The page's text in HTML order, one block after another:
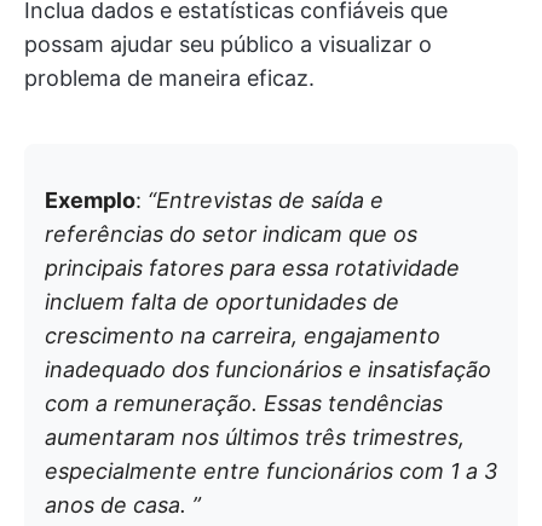
Inclua dados e estatísticas confiáveis que
possam ajudar seu público a visualizar o
problema de maneira eficaz.
Exemplo: “Entrevistas de saída e
referências do setor indicam que os
principais fatores para essa rotatividade
incluem falta de oportunidades de
crescimento na carreira, engajamento
inadequado dos funcionários e insatisfação
com a remuneração. Essas tendências
aumentaram nos últimos três trimestres,
especialmente entre funcionários com 1 a 3
anos de casa. ”